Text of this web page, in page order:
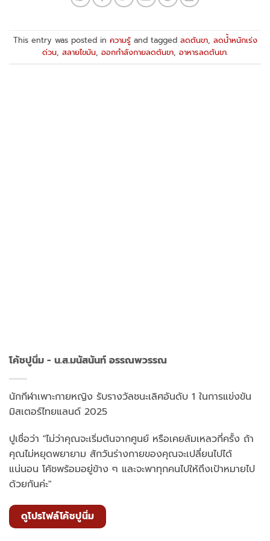
This entry was posted in ความรู้and tagged ลดต้นขา, ลดน้ำหนักเร่ง
ด่วน, สลายไขมัน, ออกกำลังกายลดต้นขา, อาหารลดต้นขา.
โค้ชปูนิ่ม - น.ส.มนัสนันท์ อรรณพวรรณ
นักกีฬาเพาะกายหญิง รับรางวัลชนะเลิศอันดับ 1 ในการแข่งขัน
มิสเตอร์ไทยแลนด์ 2025
ปูเชื่อว่า "ไม่ว่าคุณจะเริ่มต้นจากศูนย์ หรือเคยล้มเหลวกี่ครั้ง ถ้า
คุณไม่หยุดพยายาม สักวันร่างกายของคุณจะเปลี่ยนไปได้
แน่นอน โค้ชพร้อมอยู่ข้าง ๆ และจะพาทุกคนไปให้ถึงเป้าหมายไป
ด้วยกันค่ะ"
ดูโปรไฟล์โค้ชปูนิ่ม